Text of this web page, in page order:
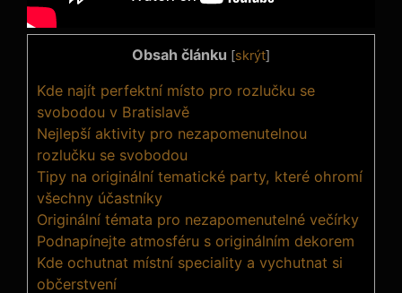
Obsah článku [skrýt]
Kde najít perfektní místo pro rozlučku se
svobodou v Bratislavě
Nejlepší aktivity pro nezapomenutelnou
rozlučku se svobodou
Tipy na originální tematické party, které ohromí
všechny účastníky
Originální témata pro nezapomenutelné večírky
Podnapínejte atmosféru s originálním dekorem
Kde ochutnat místní speciality a vychutnat si
občerstvení